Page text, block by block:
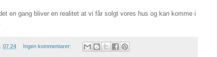
en gang bliver en realitet at vi får solgt vores hus og kan komme i
07.24 Ingen kommentarer: